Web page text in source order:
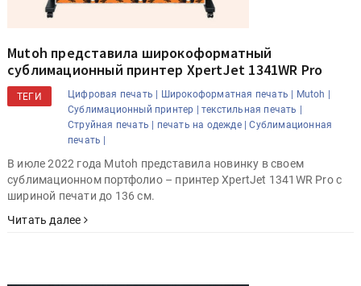
Mutoh представила широкоформатный
сублимационный принтер XpertJet 1341WR Pro
ТЕГИ Цифровая печать | Широкоформатная печать |
Mutoh |
Сублимационный принтер |
текстильная печать |
Струйная печать |
печать на одежде |
Сублимационная
печать |
В июле 2022 года Mutoh представила новинку в своем
сублимационном портфолио – принтер XpertJet 1341WR Pro с
шириной печати до 136 см.
Читать далее